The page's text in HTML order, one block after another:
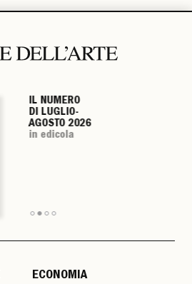
IL NUMERO
DI LUGLIO-
AGOSTO 2026
in edicola
IL NUMERO
DI LUGLIO-
AGOSTO 2026
in edicola
IL NUMERO
DI LUGLIO-
AGOSTO 2026
in edicola
IL NUMERO
DI LUGLIO-
AGOSTO 2026
in edicola
ECONOMIA